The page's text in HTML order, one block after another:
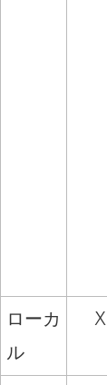
ローカ
ル
X